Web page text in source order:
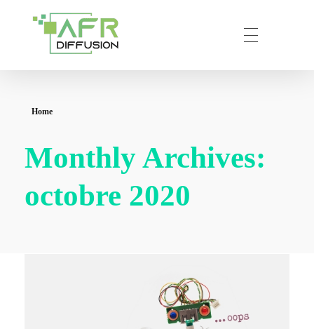
AFR – DIFFUSION
Votre partenaire privilégié en prestation de communication numérique.
Home
Monthly Archives:
octobre 2020